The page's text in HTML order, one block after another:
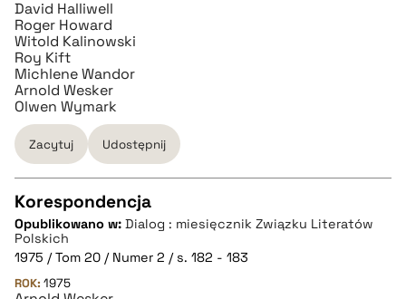
David Halliwell
Roger Howard
Witold Kalinowski
Roy Kift
Michlene Wandor
Arnold Wesker
Olwen Wymark
Zacytuj Udostępnij
CZYSTY TEKST
pobierz cytat
Korespondencja
Opublikowano w: Dialog : miesięcznik Związku Literatów
Polskich
1975 / Tom 20 / Numer 2 / s. 182 - 183
ROK: 1975